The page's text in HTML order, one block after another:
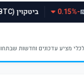
-0.15% ביטקוין (BTC)